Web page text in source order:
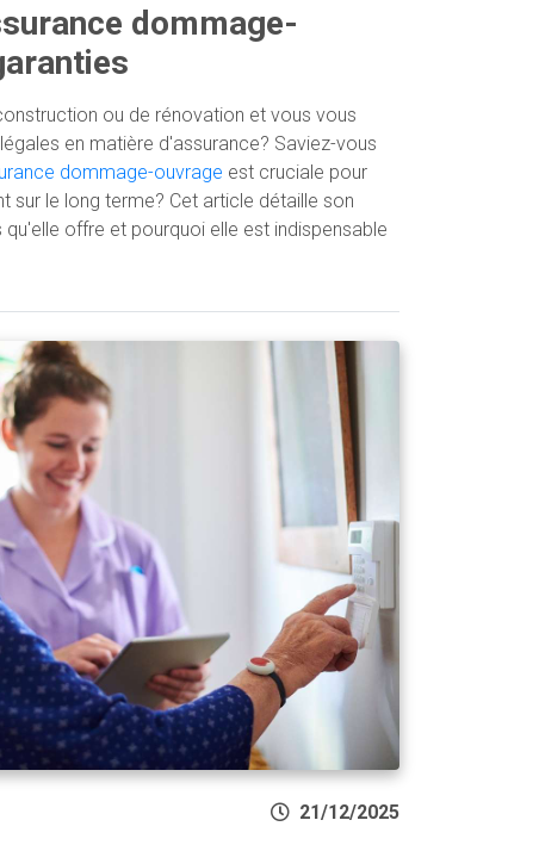
dommage-
ou de rénovation et vous vous
en matière d'assurance? Saviez-vous
dommage-ouvrage est cruciale pour
sur le long terme? Cet article détaille son
offre et pourquoi elle est indispensable
21/12/2025